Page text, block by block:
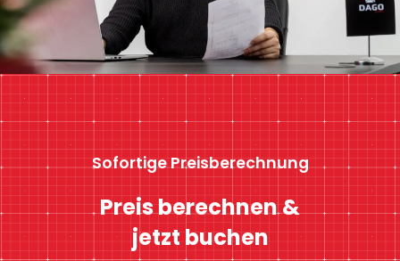
Sofortige Preisberechnung
Preis berechnen &
jetzt buchen